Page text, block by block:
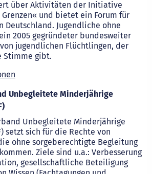
über Aktivitäten der Initiative
und bietet ein Forum für
Deutschland. Jugendliche ohne
ein 2005 gegründeter bundesweiter
jugendlichen Flüchtlingen, der
Stimme gibt.
Unbegleitete Minderjährige
Unbegleitete Minderjährige
setzt sich für die Rechte von
ohne sorgeberechtigte Begleitung
Ziele sind u.a.: Verbesserung
gesellschaftliche Beteiligung